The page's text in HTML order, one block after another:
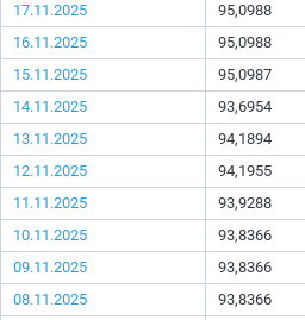
17.11.2025
95,0988
16.11.2025
95,0988
15.11.2025
95,0987
14.11.2025
93,6954
13.11.2025
94,1894
12.11.2025
94,1955
11.11.2025
93,9288
10.11.2025
93,8366
09.11.2025
93,8366
08.11.2025
93,8366